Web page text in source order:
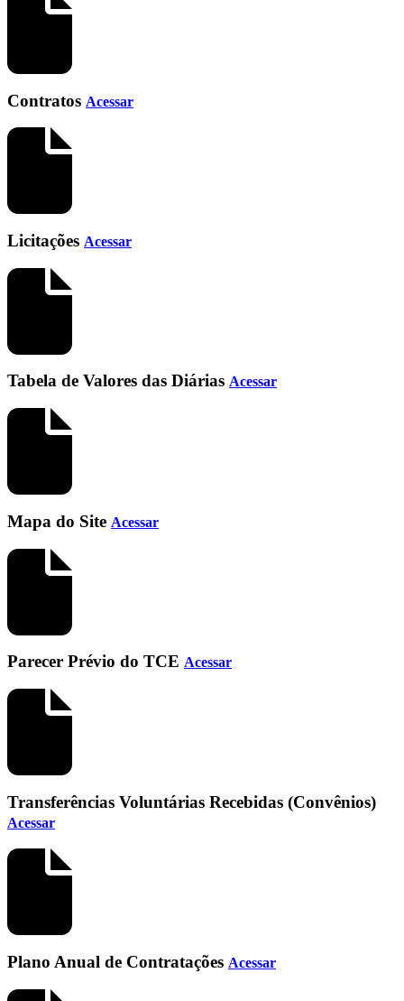
Contratos Acessar
Licitações Acessar
Tabela de Valores das Diárias Acessar
Mapa do Site Acessar
Parecer Prévio do TCE Acessar
Transferências Voluntárias Recebidas (Convênios)
Acessar
Plano Anual de Contratações Acessar